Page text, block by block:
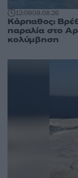
12:0909.08.26
Κάρπαθος:
παραλία στο
κολύμβηση